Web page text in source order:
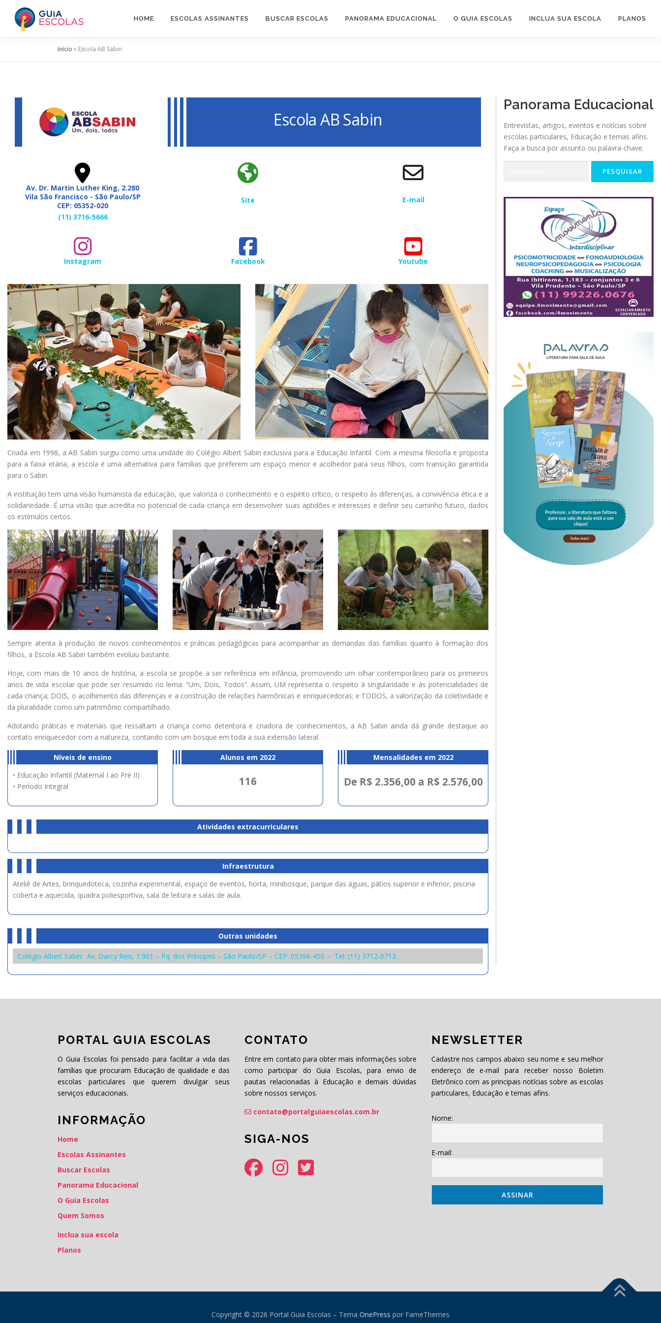
HOME ESCOLAS ASSINANTES BUSCAR ESCOLAS PANORAMA EDUCACIONAL O GUIA ESCOLAS INCLUA SUA ESCOLA PLANOS
Início » Escola AB Sabin
Escola AB Sabin
Av. Dr. Martin Luther King, 2.280
Vila São Francisco - São Paulo/SP
CEP: 05352-020
(11) 3716-5666
Site E-mail
Instagram Facebook Youtube
Criada em 1998, a AB Sabin surgiu como uma unidade do Colégio Albert Sabin exclusiva para a Educação Infantil. Com a mesma filosofia e proposta
para a faixa etária, a escola é uma alternativa para famílias que preferem um espaço menor e acolhedor para seus filhos, com transição garantida
para o Sabin.
A instituição tem uma visão humanista da educação, que valoriza o conhecimento e o espírito crítico, o respeito às diferenças, a convivência ética e a
solidariedade. É uma visão que acredita no potencial de cada criança em desenvolver suas aptidões e interesses e definir seu caminho futuro, dados
os estímulos certos.
Sempre atenta à produção de novos conhecimentos e práticas pedagógicas para acompanhar as demandas das famílias quanto à formação dos
filhos, a Escola AB Sabin também evoluiu bastante.
Hoje, com mais de 10 anos de história, a escola se propõe a ser referência em infância, promovendo um olhar contemporâneo para os primeiros
anos de vida escolar que pode ser resumido no lema: “Um, Dois, Todos”. Assim, UM representa o respeito à singularidade e às potencialidades de
cada criança; DOIS, o acolhimento das diferenças e a construção de relações harmônicas e enriquecedoras; e TODOS, a valorização da coletividade e
da pluralidade como um patrimônio compartilhado.
Adotando práticas e materiais que ressaltam a criança como detentora e criadora de conhecimentos, a AB Sabin ainda dá grande destaque ao
contato enriquecedor com a natureza, contando com um bosque em toda a sua extensão lateral.
Níveis de ensino
• Educação Infantil (Maternal I ao Pré II)
• Período Integral
Alunos em 2022
116
Mensalidades em 2022
De R$ 2.356,00 a R$ 2.576,00
Atividades extracurriculares
Infraestrutura
Ateliê de Artes, brinquedoteca, cozinha experimental, espaço de eventos, horta, minibosque, parque das águas, pátios superior e inferior, piscina
coberta e aquecida, quadra poliesportiva, sala de leitura e salas de aula.
Outras unidades
Colégio Albert Sabin: Av. Darcy Reis, 1.901 – Pq. dos Príncipes – São Paulo/SP – CEP: 05396-450 – Tel: (11) 3712-0713.
Panorama Educacional
Entrevistas, artigos, eventos e notícias sobre
escolas particulares, Educação e temas afins.
Faça a busca por assunto ou palavra-chave.
PORTAL GUIA ESCOLAS
O Guia Escolas foi pensado para facilitar a vida das
famílias que procuram Educação de qualidade e das
escolas particulares que querem divulgar seus
serviços educacionais.
INFORMAÇÃO
Home
Escolas Assinantes
Buscar Escolas
Panorama Educacional
O Guia Escolas
Quem Somos
Inclua sua escola
Planos
CONTATO
Entre em contato para obter mais informações sobre
como participar do Guia Escolas, para envio de
pautas relacionadas à Educação e demais dúvidas
sobre nossos serviços.
contato@portalguiaescolas.com.br
SIGA-NOS
NEWSLETTER
Cadastre nos campos abaixo seu nome e seu melhor
endereço de e-mail para receber nosso Boletim
Eletrônico com as principais notícias sobre as escolas
particulares, Educação e temas afins.
Nome:
E-mail:
Copyright © 2026 Portal Guia Escolas – Tema OnePress por FameThemes